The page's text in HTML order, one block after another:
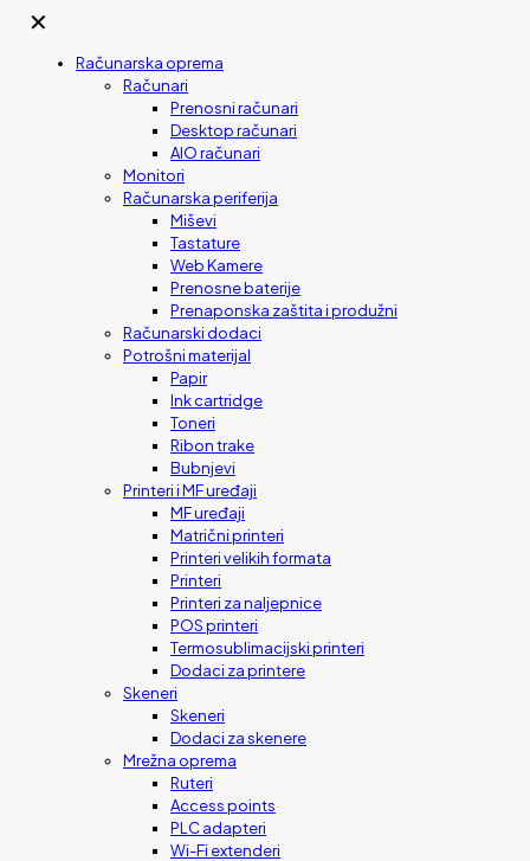
✕
Računarska oprema
Računari
Prenosni računari
Desktop računari
AIO računari
Monitori
Računarska periferija
Miševi
Tastature
Web Kamere
Prenosne baterije
Prenaponska zaštita i produžni
Računarski dodaci
Potrošni materijal
Papir
Ink cartridge
Toneri
Ribon trake
Bubnjevi
Printeri i MF uređaji
MF uređaji
Matrični printeri
Printeri velikih formata
Printeri
Printeri za naljepnice
POS printeri
Termosublimacijski printeri
Dodaci za printere
Skeneri
Skeneri
Dodaci za skenere
Mrežna oprema
Ruteri
Access points
PLC adapteri
Wi-Fi extenderi